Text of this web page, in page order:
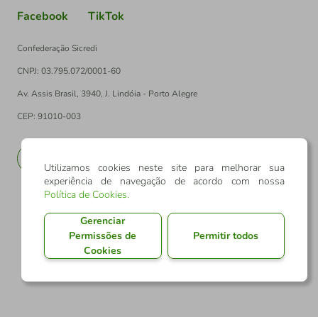
Facebook TikTok
Confederação Sicredi
CNPJ: 03.795.072/0001-60
Av. Assis Brasil, 3940, J. Lindóia - Porto Alegre
CEP: 91010-003
Utilizamos cookies neste site para melhorar sua
experiência de navegação de acordo com nossa
Política de Cookies.
Gerenciar
Permissões de
Cookies
Permitir todos